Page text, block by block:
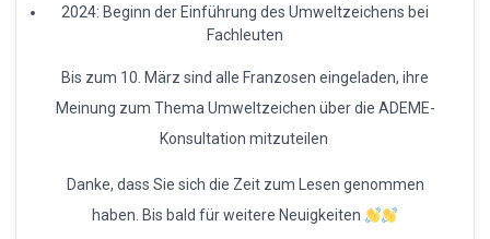
2024: Beginn der Einführung des Umweltzeichens bei
Fachleuten
Bis zum 10. März sind alle Franzosen eingeladen, ihre
Meinung zum Thema Umweltzeichen über die ADEME-
Konsultation mitzuteilen
Danke, dass Sie sich die Zeit zum Lesen genommen
haben. Bis bald für weitere Neuigkeiten